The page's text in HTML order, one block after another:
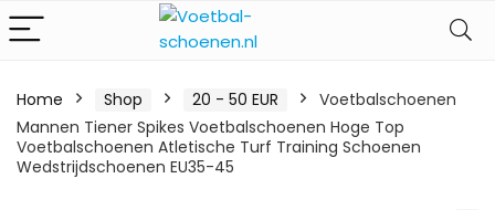
Home Shop 20 - 50 EUR
Voetbalschoenen
Mannen Tiener Spikes Voetbalschoenen Hoge Top
Voetbalschoenen Atletische Turf Training Schoenen
Wedstrijdschoenen EU35-45